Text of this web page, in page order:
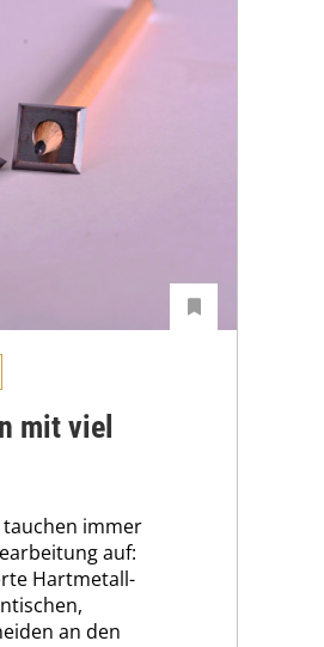
mit viel
immer
auf:
Hartmetall-
an den